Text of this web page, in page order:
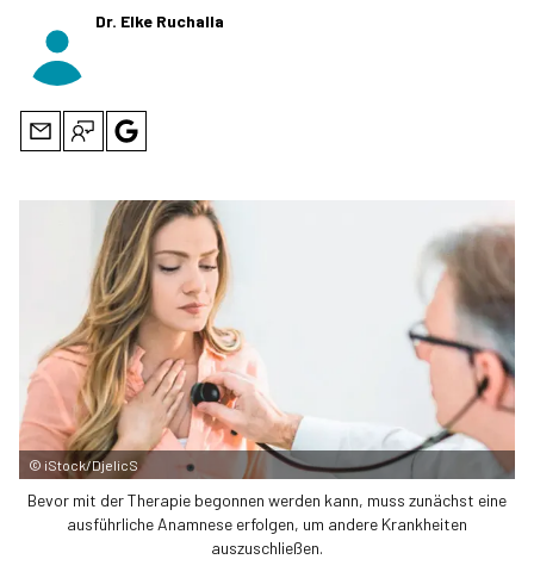
Dr. Elke Ruchalla
© iStock/DjelicS
Bevor mit der Therapie begonnen werden kann, muss zunächst eine
ausführliche Anamnese erfolgen, um andere Krankheiten
auszuschließen.